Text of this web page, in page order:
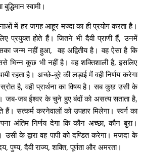
स्वामी।
में हर जगह आहूर मज्दा का ही प्रयोग करता है।
प्रयुक्त होते हैं। जितने भी दैवी प्राणी हैं, उनमें
जन्म नहीं हुआ, वह अद्वितीय है। वह ऐसा है कि
भिन्न कुछ भी नहीं है। वह शक्तिशाली है, इसलिए
रहता है। अच्छे-बुरे की लड़ाई में वही निर्णय करेगा
है, वही प्रार्थना का विषय है। सब कुछ उसी के
है। जब-जब ईश्वर के चुने हुए बंदों को असत्य सताता है,
सत्कर्म करनेवालों को उपहार मिलेगा। स्वर्ग का
अपना अंतिम निर्णय देगा कि कौन अच्छा, कौन बुरा।
उसी के द्वारा वह पापी को दण्डित करेगा। मजदा के
पुण्य, दैवी राज्य, शक्ति, पूर्णता और अमरता।